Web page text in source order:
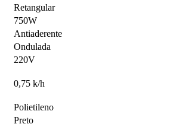
Retangular
750W
Antiaderente
Ondulada
220V
0,75 k/h
Polietileno
Preto